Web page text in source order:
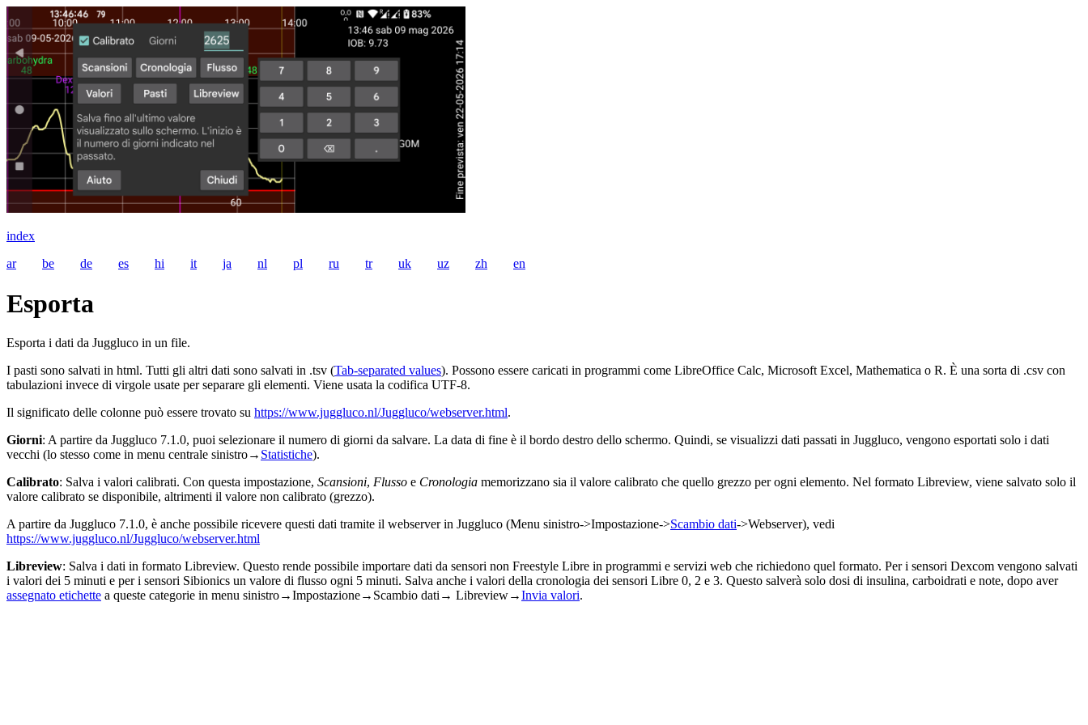
index
ar
be de es hi it ja nl pl ru tr uk uz zh en
Esporta
Esporta i dati da Juggluco in un file.
I pasti sono salvati in html. Tutti gli altri dati sono salvati in .tsv (Tab-separated values). Possono essere caricati in programmi come LibreOffice Calc, Microsoft Excel, Mathematica o R. È una sorta di .csv con
tabulazioni invece di virgole usate per separare gli elementi. Viene usata la codifica UTF-8.
Il significato delle colonne può essere trovato su https://www.juggluco.nl/Juggluco/webserver.html.
Giorni: A partire da Juggluco 7.1.0, puoi selezionare il numero di giorni da salvare. La data di fine è il bordo destro dello schermo. Quindi, se visualizzi dati passati in Juggluco, vengono esportati solo i dati
vecchi (lo stesso come in menu centrale sinistro→ Statistiche).
Calibrato: Salva i valori calibrati. Con questa impostazione, Scansioni, Flusso e Cronologia memorizzano sia il valore calibrato che quello grezzo per ogni elemento. Nel formato Libreview, viene salvato solo il
valore calibrato se disponibile, altrimenti il valore non calibrato (grezzo).
A partire da Juggluco 7.1.0, è anche possibile ricevere questi dati tramite il webserver in Juggluco (Menu sinistro->Impostazione->Scambio dati->Webserver), vedi
https://www.juggluco.nl/Juggluco/webserver.html
Libreview: Salva i dati in formato Libreview. Questo rende possibile importare dati da sensori non Freestyle Libre in programmi e servizi web che richiedono quel formato. Per i sensori Dexcom vengono salvati
i valori dei 5 minuti e per i sensori Sibionics un valore di flusso ogni 5 minuti. Salva anche i valori della cronologia dei sensori Libre 0, 2 e 3. Questo salverà solo dosi di insulina, carboidrati e note, dopo aver
assegnato etichette a queste categorie in menu sinistro→Impostazione→Scambio dati→ Libreview→Invia valori.